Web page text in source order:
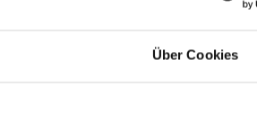
Über Cookies